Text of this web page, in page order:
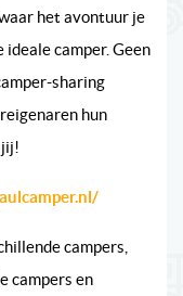
het avontuur je
ideale camper. Geen
sharing
hun
jij!
campers,
campers en